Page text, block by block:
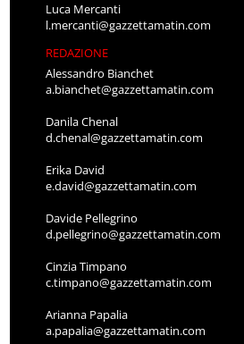
Luca Mercanti
l.mercanti@gazzettamatin.com
REDAZIONE
Alessandro Bianchet
a.bianchet@gazzettamatin.com
Danila Chenal
d.chenal@gazzettamatin.com
Erika David
e.david@gazzettamatin.com
Davide Pellegrino
d.pellegrino@gazzettamatin.com
Cinzia Timpano
c.timpano@gazzettamatin.com
Arianna Papalia
a.papalia@gazzettamatin.com